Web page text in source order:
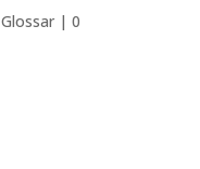
Glossar| 0